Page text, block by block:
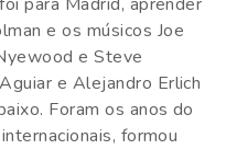
e os músicos Joe
e Steve
e Alejandro Erlich
Foram os anos do
formou